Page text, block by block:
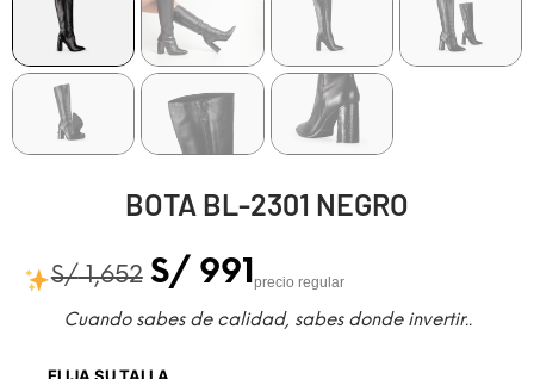
BOTA BL-2301 NEGRO
S/1,652 S/ 991precio regular
Cuando sabes de calidad, sabes donde invertir..
ELIJA SU TALLA